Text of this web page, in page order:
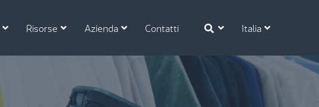
Risorse Azienda Contatti Italia